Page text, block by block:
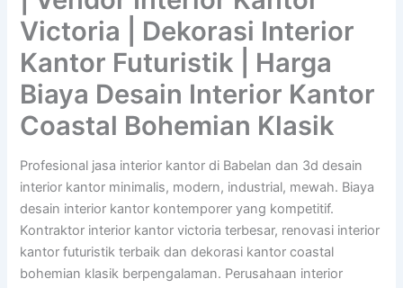
Victoria | Dekorasi Interior
Kantor Futuristik | Harga
Biaya Desain Interior Kantor
Coastal Bohemian Klasik
Profesional jasa interior kantor di Babelan dan 3d desain
interior kantor minimalis, modern, industrial, mewah. Biaya
desain interior kantor kontemporer yang kompetitif.
Kontraktor interior kantor victoria terbesar, renovasi interior
kantor futuristik terbaik dan dekorasi kantor coastal
bohemian klasik berpengalaman. Perusahaan interior